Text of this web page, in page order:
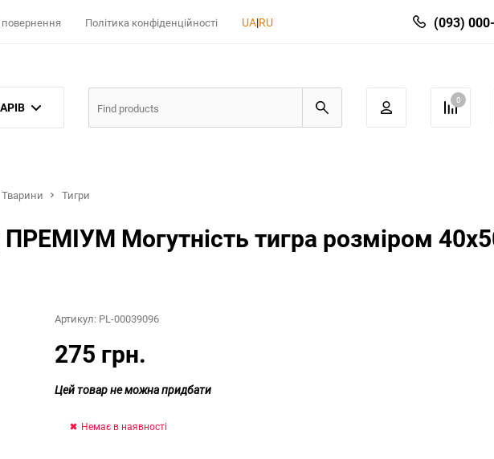
повернення Політика конфіденційності UA|RU (093)
0
Тварини Тигри
Могутність тигра розміром
Артикул: PL-00039096
275 грн.
Цей товар не можна придбати
Немає в наявності